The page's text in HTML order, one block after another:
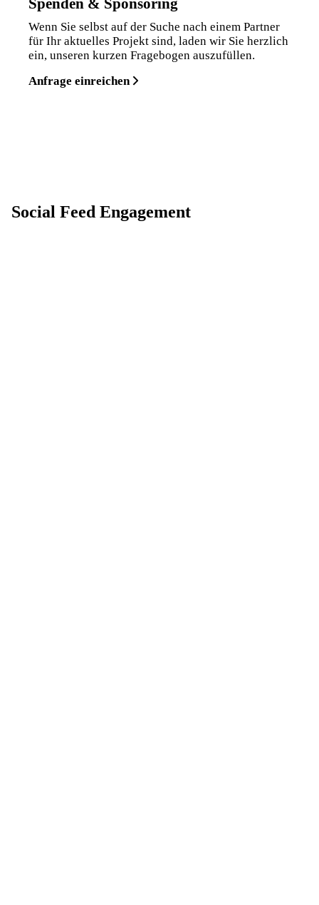
Wenn Sie selbst auf der Suche nach einem Partner
für Ihr aktuelles Projekt sind, laden wir Sie herzlich
ein, unseren kurzen Fragebogen auszufüllen.
Anfrage einreichen
Social Feed Engagement